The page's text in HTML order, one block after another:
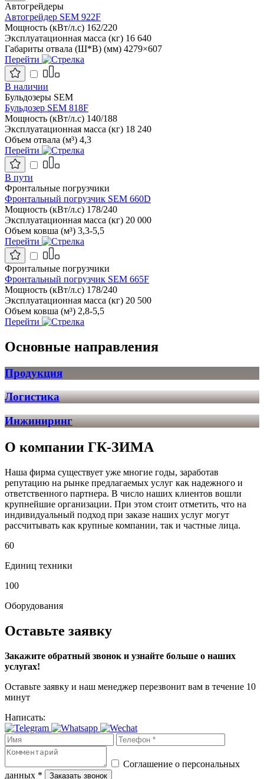
Автогрейдеры
Автогрейдер SEM 922F
Мощность (кВт/л.с) 162/220
Эксплуатационная масса (кг) 16 640
Габариты отвала (Ш*В) (мм) 4279×607
Перейти
В наличии
Бульдозеры SEM
Бульдозер SEM 818F
Мощность (кВт/л.с) 140/188
Эксплуатационная масса (кг) 18 240
Объем отвала (м³) 4,3
Перейти
В пути
Фронтальные погрузчики
Фронтальный погрузчик SEM 660D
Мощность (кВт/л.с) 178/240
Эксплуатационная масса (кг) 20 000
Объем ковша (м³) 3,3-5,5
Перейти
Фронтальные погрузчики
Фронтальный погрузчик SEM 665F
Мощность (кВт/л.с) 178/240
Эксплуатационная масса (кг) 20 500
Объем ковша (м³) 2,8-5,5
Перейти
Основные направления
Продукция
Логистика
Инжиниринг
О компании ГК-ЗИМА
Наша фирма существует уже многие годы, заработав
репутацию на рынке предлагаемых услуг как надежного и
ответственного партнера. В число наших клиентов вошли
крупнейшие организации. При этом стоит отметить, что на
индивидуальный подход при заказе наших услуг могут
рассчитывать как крупные компании, так и частные лица.
60
Единиц техники
100
Оборудования
Оставьте заявку
Закажите обратный звонок и узнайте больше о наших
услугах!
Оставьте заявку и наш менеджер перезвонит вам в течение 10
минут
Написать:
Соглашение о персональных
данных *